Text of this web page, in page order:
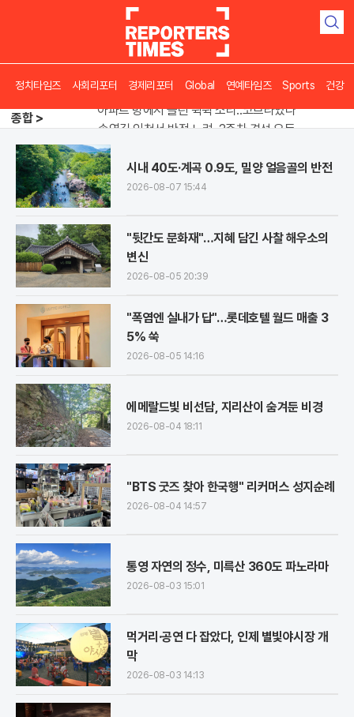
검
정치타임즈 사회리포터 경제리포터 Global 연예타임즈 Sports 건강
종합 >
송영길 인천서 반전 노려, 2주차 경선 요동
아파트 방에서 들린 쉭쉭 소리‥코브라였다
송영길 인천서 반전 노려, 2주차 경선 요동
시내 40도·계곡 0.9도, 밀양 얼음골의 반전
2026-08-07 15:44
"뒷간도 문화재"…지혜 담긴 사찰 해우소의
변신
2026-08-05 20:39
"폭염엔 실내가 답"…롯데호텔 월드 매출 3
5% 쑥
2026-08-05 14:16
에메랄드빛 비선담, 지리산이 숨겨둔 비경
2026-08-04 18:11
"BTS 굿즈 찾아 한국행" 리커머스 성지순례
2026-08-04 14:57
통영 자연의 정수, 미륵산 360도 파노라마
2026-08-03 15:01
먹거리·공연 다 잡았다, 인제 별빛야시장 개
막
2026-08-03 14:13